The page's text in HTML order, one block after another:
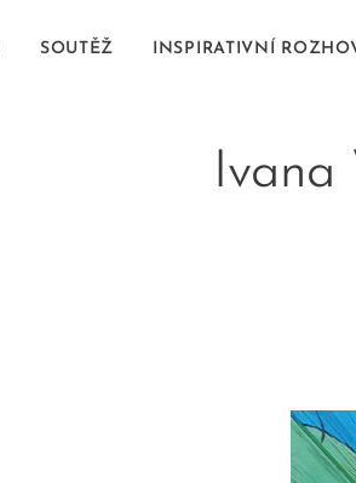
SOUTĚŽ INSPIRATIVNÍ
Ivana